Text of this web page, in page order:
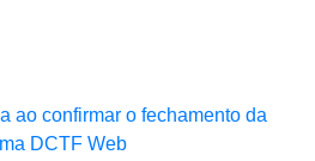
ao confirmar o fechamento da
DCTF Web